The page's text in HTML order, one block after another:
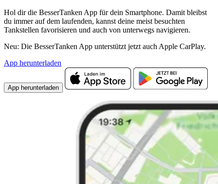
Hol dir die BesserTanken App für dein Smartphone. Damit bleibst
du immer auf dem laufenden, kannst deine meist besuchten
Tankstellen favorisieren und auch von unterwegs navigieren.
Neu: Die BesserTanken App unterstützt jetzt auch Apple CarPlay.
App herunterladen
App herunterladen